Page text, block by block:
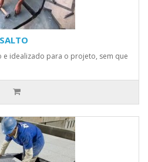
idealizado para o projeto, sem que